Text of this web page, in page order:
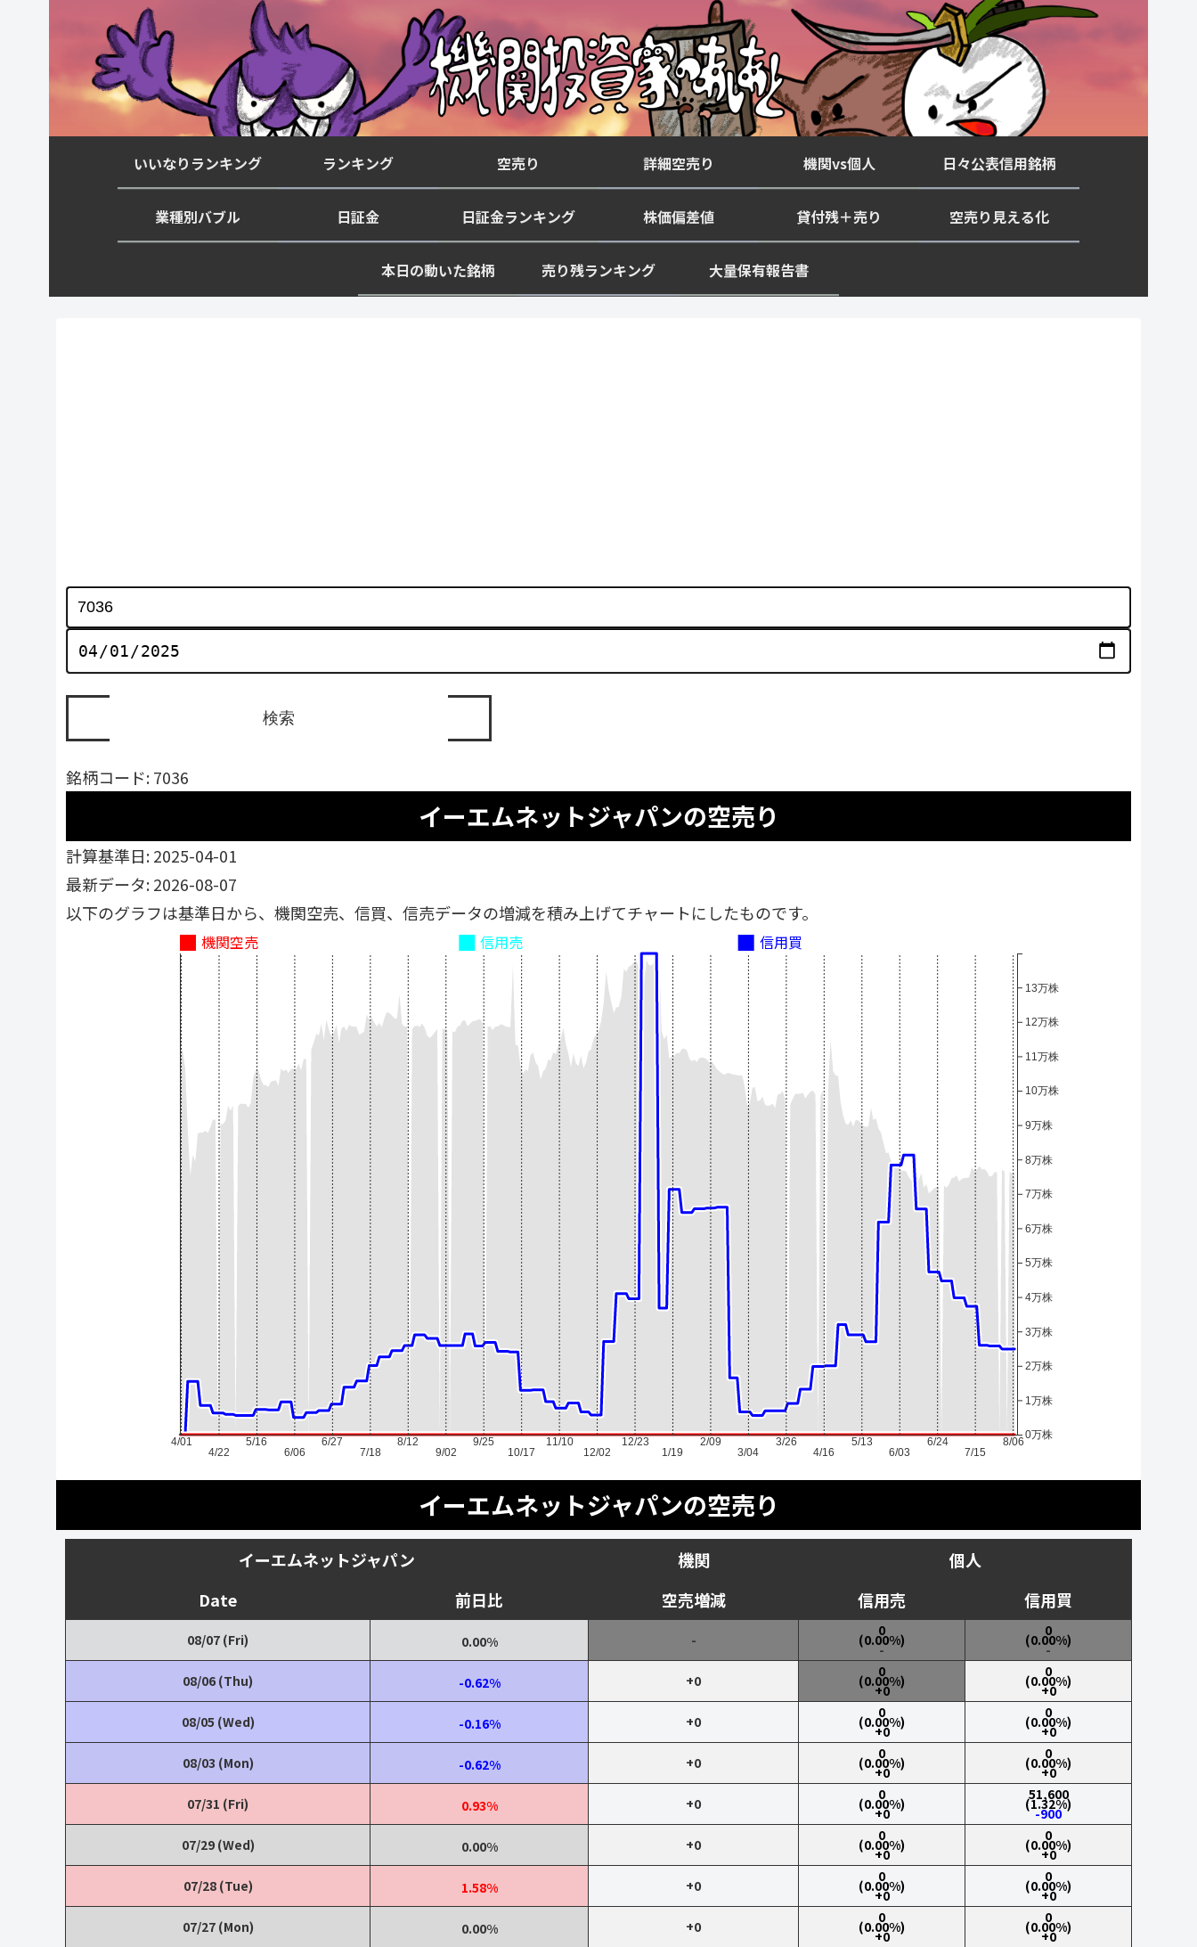
いいなりランキング ランキング 空売り 詳細空売り 機関vs個人 日々公表信用銘柄
業種別バブル 日証金 日証金ランキング 株価偏差値 貸付残＋売り 空売り見える化
本日の動いた銘柄 売り残ランキング 大量保有報告書
銘柄コード: 7036
イーエムネットジャパンの空売り
計算基準日: 2025-04-01
最新データ: 2026-08-07
以下のグラフは基準日から、機関空売、信買、信売データの増減を積み上げてチャートにしたものです。
機関空売 信用売 信用買
4/01
4/22
5/16
6/06
6/27
7/18
8/12
9/02
9/25
10/17
11/10
12/02
12/23
1/19
2/09
3/04
3/26
4/16
5/13
6/03
6/24
7/15
8/06
0万株
1万株
2万株
3万株
4万株
5万株
6万株
7万株
8万株
9万株
10万株
11万株
12万株
13万株
イーエムネットジャパンの空売り
イーエムネットジャパン 機関
個人
Date
前日比 空売増減 信用売 信用買
08/07 (Fri) 0.00% -
0
(0.00%)
-
0
(0.00%)
-
08/06 (Thu)
-0.62% +0
0
(0.00%)
+0
0
(0.00%)
+0
08/05 (Wed)
-0.16% +0
0
(0.00%)
+0
0
(0.00%)
+0
08/03 (Mon)
-0.62% +0
0
(0.00%)
+0
0
(0.00%)
+0
07/31 (Fri)
0.93% +0
0
(0.00%)
+0
51,600
(1.32%)
-900
07/29 (Wed)
0.00% +0
0
(0.00%)
+0
0
(0.00%)
+0
07/28 (Tue)
1.58% +0
0
(0.00%)
+0
0
(0.00%)
+0
07/27 (Mon)
0.00% +0
0
(0.00%)
+0
0
(0.00%)
+0